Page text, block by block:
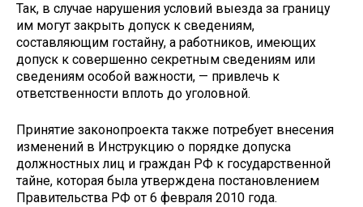
Так, в случае нарушения условий выезда за границу
им могут закрыть допуск к сведениям,
составляющим гостайну, а работников, имеющих
допуск к совершенно секретным сведениям или
сведениям особой важности, — привлечь к
ответственности вплоть до уголовной.
Принятие законопроекта также потребует внесения
изменений в Инструкцию о порядке допуска
должностных лиц и граждан РФ к государственной
тайне, которая была утверждена постановлением
Правительства РФ от 6 февраля 2010 года.